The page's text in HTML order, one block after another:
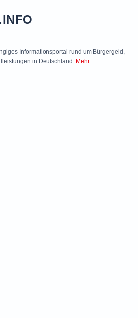
Informationsportal rund um Bürgergeld,
in Deutschland. Mehr...